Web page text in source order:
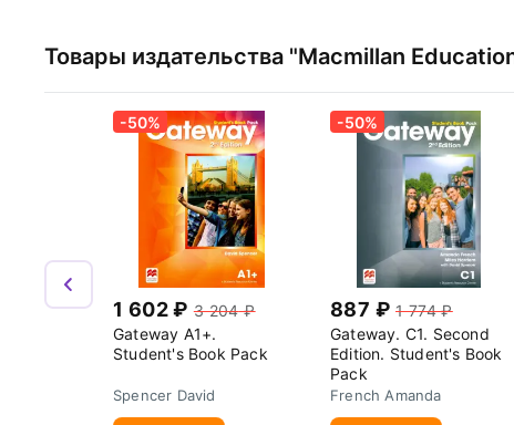
Товары издательства "Macmillan
-50%
1 602
3 204
Gateway A1+.
Student's Book Pack
Spencer David
-50%
887
1 774
Gateway. C1. Second
Edition. Student's Book
Pack
French Amanda